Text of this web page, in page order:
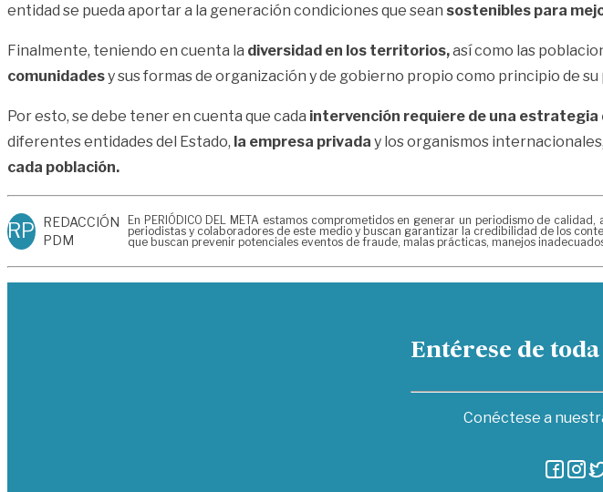
entidad se pueda aportar a la generación condiciones que sean sostenibles para
Finalmente, teniendo en cuenta la diversidad en los territorios,así como las
comunidadesy sus formas de organización y de gobierno propio como principio de
Por esto, se debe tener en cuenta que cada intervención requiere de una
diferentes entidades del Estado, la empresa privada y los organismos
cada población.
RP REDACCIÓN
PDM
En PERIÓDICO DEL META estamos comprometidos en generar un periodismo de
periodistas y colaboradores de este medio y buscan garantizar la credibilidad de los
que buscan prevenir potenciales eventos de fraude, malas prácticas, manejos
Entérese de
Conéctese a